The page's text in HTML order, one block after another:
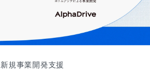
新規事業開発支援